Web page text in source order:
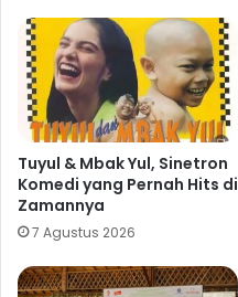
Tuyul & Mbak Yul, Sinetron
Komedi yang Pernah Hits di
Zamannya
7 Agustus 2026